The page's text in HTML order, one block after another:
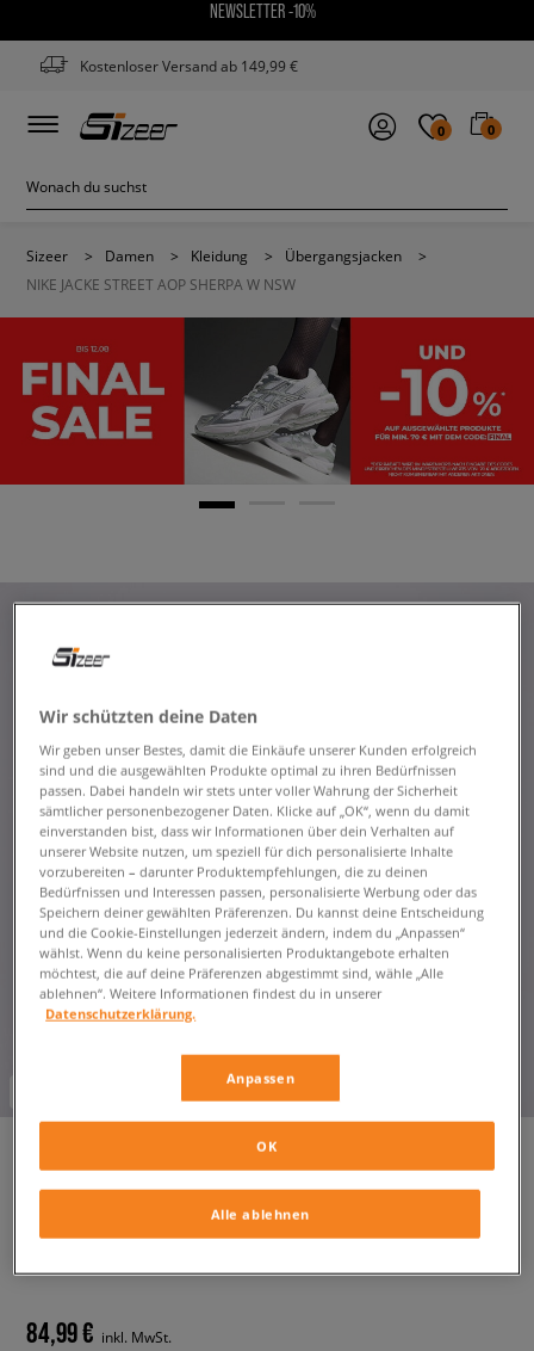
NEWSLETTER -10%
Kostenloser Versand ab 149,99 €
0 0
Sizeer > Damen > Kleidung > Übergangsjacken
>
NIKE JACKE STREET AOP SHERPA W NSW
NIKE JACKE STREET AOP
SHERPA W NSW
84,99 € inkl. MwSt.
Wir schützten deine Daten
Wir geben unser Bestes, damit die Einkäufe unserer Kunden erfolgreich
sind und die ausgewählten Produkte optimal zu ihren Bedürfnissen
passen. Dabei handeln wir stets unter voller Wahrung der Sicherheit
sämtlicher personenbezogener Daten. Klicke auf „OK“, wenn du damit
einverstanden bist, dass wir Informationen über dein Verhalten auf
unserer Website nutzen, um speziell für dich personalisierte Inhalte
vorzubereiten – darunter Produktempfehlungen, die zu deinen
Bedürfnissen und Interessen passen, personalisierte Werbung oder das
Speichern deiner gewählten Präferenzen. Du kannst deine Entscheidung
und die Cookie-Einstellungen jederzeit ändern, indem du „Anpassen“
wählst. Wenn du keine personalisierten Produktangebote erhalten
möchtest, die auf deine Präferenzen abgestimmt sind, wähle „Alle
ablehnen“. Weitere Informationen findest du in unserer
Datenschutzerklärung.
Anpassen
Alle ablehnen
OK